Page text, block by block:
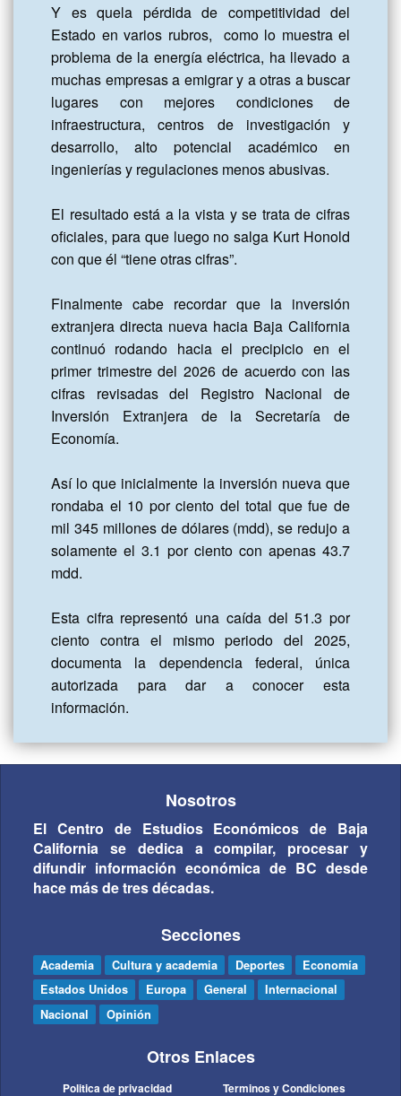
Y es quela pérdida de competitividad del
Estado en varios rubros,  como lo muestra el
problema de la energía eléctrica, ha llevado a
muchas empresas a emigrar y a otras a buscar
lugares con mejores condiciones de
infraestructura, centros de investigación y
desarrollo, alto potencial académico en
ingenierías y regulaciones menos abusivas.
El resultado está a la vista y se trata de cifras
oficiales, para que luego no salga Kurt Honold
con que él “tiene otras cifras”.
Finalmente cabe recordar que la inversión
extranjera directa nueva hacia Baja California
continuó rodando hacia el precipicio en el
primer trimestre del 2026 de acuerdo con las
cifras revisadas del Registro Nacional de
Inversión Extranjera de la Secretaría de
Economía.
Así lo que inicialmente la inversión nueva que
rondaba el 10 por ciento del total que fue de
mil 345 millones de dólares (mdd), se redujo a
solamente el 3.1 por ciento con apenas 43.7
mdd.
Esta cifra representó una caída del 51.3 por
ciento contra el mismo periodo del 2025,
documenta la dependencia federal, única
autorizada para dar a conocer esta
información.
Nosotros
El Centro de Estudios Económicos de Baja
California se dedica a compilar, procesar y
difundir información económica de BC desde
hace más de tres décadas.
Secciones
Academia Cultura y academia Deportes
Economía
Estados Unidos
Europa General
Internacional
Nacional
Opinión
Otros Enlaces
Politica de privacidad Terminos y Condiciones